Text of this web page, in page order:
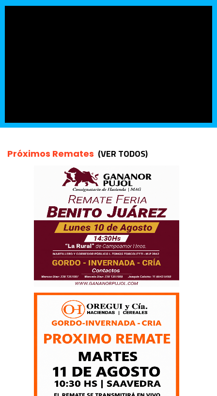
Próximos Remates (VER TODOS)